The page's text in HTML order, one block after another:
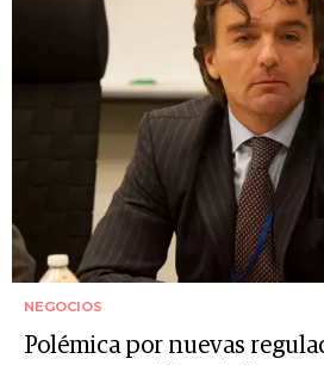
NEGOCIOS
Polémica por nuevas